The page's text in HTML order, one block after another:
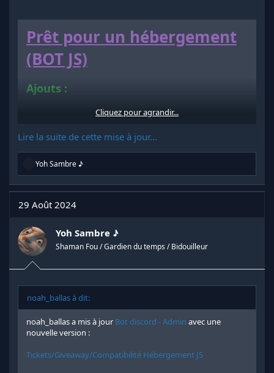
Prêt pour un hébergement
(BOT JS)
Ajouts :
Système de Tickets :Gère les demandes
d'assistance efficacement avec un
système de tickets intégré, permettant
une organisation claire et une résolution
rapide des problèmes.
Giveaways :
giveaways excitants en un clin d'œil,
avec...
Cliquez pour agrandir...
Lire la suite de cette mise à jour...
R
a
c
t
n
s
:
Yoh Sambre ♪
29 Août 2024
Yoh Sambre ♪
Shaman Fou / Gardien du temps / Bidouilleur
noah_ballas à dit:
noah_ballas a mis à jour Bot discord - Admin avec une
nouvelle version :
Tickets/Giveaway/Compatibilité Hébergement JS